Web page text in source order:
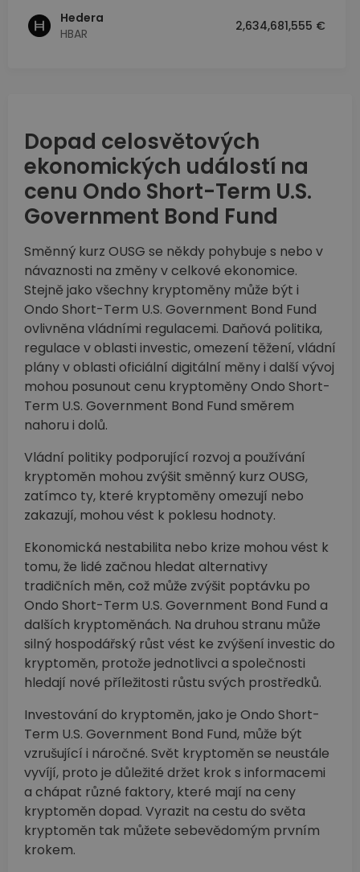
Hedera
HBAR
2,634,681,555 €
Dopad celosvětových
ekonomických událostí na
cenu Ondo Short-Term U.S.
Government Bond Fund
Směnný kurz OUSG se někdy pohybuje s nebo v
návaznosti na změny v celkové ekonomice.
Stejně jako všechny kryptoměny může být i
Ondo Short-Term U.S. Government Bond Fund
ovlivněna vládními regulacemi. Daňová politika,
regulace v oblasti investic, omezení těžení, vládní
plány v oblasti oficiální digitální měny i další vývoj
mohou posunout cenu kryptoměny Ondo Short-
Term U.S. Government Bond Fund směrem
nahoru i dolů.
Vládní politiky podporující rozvoj a používání
kryptoměn mohou zvýšit směnný kurz OUSG,
zatímco ty, které kryptoměny omezují nebo
zakazují, mohou vést k poklesu hodnoty.
Ekonomická nestabilita nebo krize mohou vést k
tomu, že lidé začnou hledat alternativy
tradičních měn, což může zvýšit poptávku po
Ondo Short-Term U.S. Government Bond Fund a
dalších kryptoměnách. Na druhou stranu může
silný hospodářský růst vést ke zvýšení investic do
kryptoměn, protože jednotlivci a společnosti
hledají nové příležitosti růstu svých prostředků.
Investování do kryptoměn, jako je Ondo Short-
Term U.S. Government Bond Fund, může být
vzrušující i náročné. Svět kryptoměn se neustále
vyvíjí, proto je důležité držet krok s informacemi
a chápat různé faktory, které mají na ceny
kryptoměn dopad. Vyrazit na cestu do světa
kryptoměn tak můžete sebevědomým prvním
krokem.